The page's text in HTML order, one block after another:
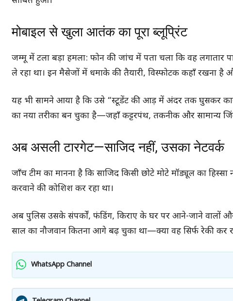
मोबाइल से खुला आतंक का पूरा ब्लूप्रिंट
जम्मू में टला बड़ा हमला: फोन की जांच में पता चला कि वह
ले रहा था। इन मैसेजों में धमाके की तैयारी, विस्फोटक कहाँ
यह भी सामने आया है कि उसे “स्टूडेंट की आड़ में अंदर तक घुसकर काम
का नया तरीका बन चुका है—जहाँ कट्टरपंथ, तकनीक और सामान्य
अब असली टारगेट—साजिद नहीं, उसका नेटवर्क
जाँच टीम का मानना है कि साजिद किसी छोटे मोटे मॉड्यूल का
करवाने की कोशिश कर रहा था।
अब पुलिस उसके संपर्कों, फंडिंग, किराए के घर पर आने-जाने वालों
साल का नौजवान कितना आगे बढ़ चुका था—क्या वह सिर्फ रेकी कर
WhatsApp Channel